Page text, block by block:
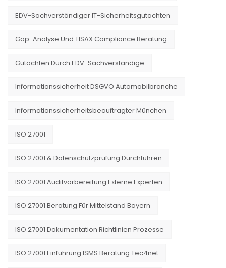
EDV-Sachverständiger IT-Sicherheitsgutachten
Gap-Analyse Und TISAX Compliance Beratung
Gutachten Durch EDV-Sachverständige
Informationssicherheit DSGVO Automobilbranche
Informationssicherheitsbeauftragter München
ISO 27001
ISO 27001 & Datenschutzprüfung Durchführen
ISO 27001 Auditvorbereitung Externe Experten
ISO 27001 Beratung Für Mittelstand Bayern
ISO 27001 Dokumentation Richtlinien Prozesse
ISO 27001 Einführung ISMS Beratung Tec4net